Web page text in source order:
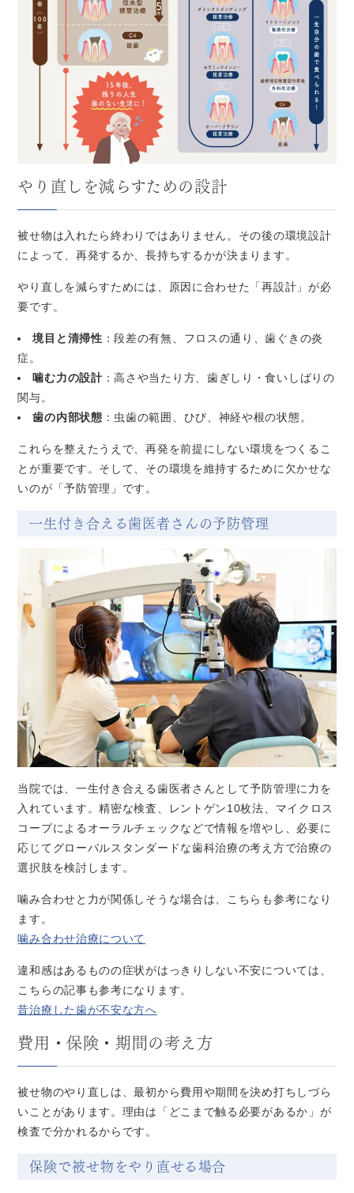
やり直しを減らすための設計
被せ物は入れたら終わりではありません。その後の環境設計
によって、再発するか、長持ちするかが決まります。
やり直しを減らすためには、原因に合わせた「再設計」が必
要です。
境目と清掃性 ：段差の有無、フロスの通り、歯ぐきの炎
症。
噛む力の設計 ：高さや当たり方、歯ぎしり・食いしばりの
関与。
歯の内部状態 ：虫歯の範囲、ひび、神経や根の状態。
これらを整えたうえで、再発を前提にしない環境をつくるこ
とが重要です。そして、その環境を維持するために欠かせな
いのが「予防管理」です。
一生付き合える歯医者さんの予防管理
当院では、一生付き合える歯医者さんとして予防管理に力を
入れています。精密な検査、レントゲン10枚法、マイクロス
コープによるオーラルチェックなどで情報を増やし、必要に
応じてグローバルスタンダードな歯科治療の考え方で治療の
選択肢を検討します。
噛み合わせと力が関係しそうな場合は、こちらも参考になり
ます。
噛み合わせ治療について
違和感はあるものの症状がはっきりしない不安については、
こちらの記事も参考になります。
昔治療した歯が不安な方へ
費用・保険・期間の考え方
被せ物のやり直しは、最初から費用や期間を決め打ちしづら
いことがあります。理由は「どこまで触る必要があるか」が
検査で分かれるからです。
保険で被せ物をやり直せる場合